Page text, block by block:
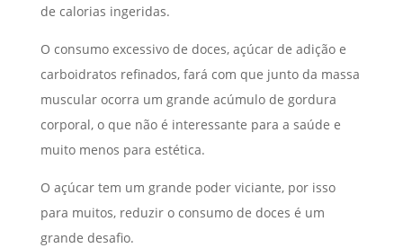
de calorias ingeridas.
O consumo excessivo de doces, açúcar de adição e
carboidratos refinados, fará com que junto da massa
muscular ocorra um grande acúmulo de gordura
corporal, o que não é interessante para a saúde e
muito menos para estética.
O açúcar tem um grande poder viciante, por isso
para muitos, reduzir o consumo de doces é um
grande desafio.